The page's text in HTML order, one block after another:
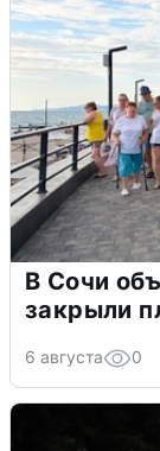
В Сочи
закрыли
6 августа 0